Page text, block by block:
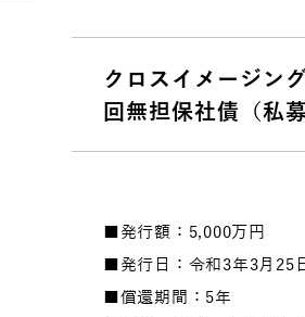
クロスイメージン
回無担保社債（私募
発行額：5,000万円
発行日：令和3年3月25
償還期間：5年